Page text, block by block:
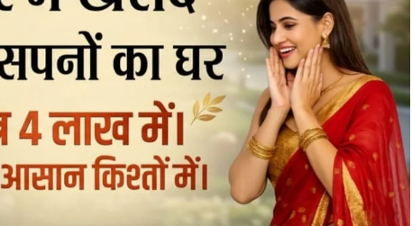
uttaranchaldeep.news@gmail.com